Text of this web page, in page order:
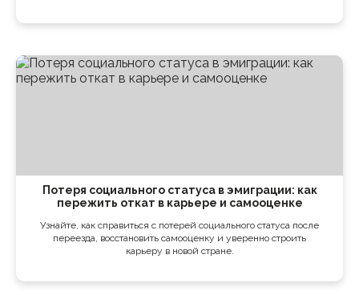
Потеря социального статуса в эмиграции: как
пережить откат в карьере и самооценке
Узнайте, как справиться с потерей социального статуса после
переезда, восстановить самооценку и уверенно строить
карьеру в новой стране.